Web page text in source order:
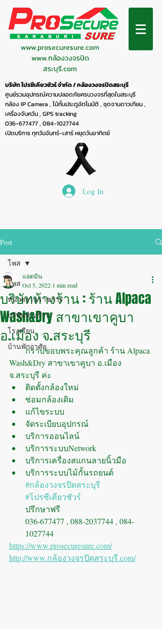
www.prosecuresure.com
www.กล้องวงจรปิด
สระบุรี.com
บริษัท โปรซีเคียวชัวร์ จำกัด / กล้องวงจรปิดสระบุรี
ศูนย์รวมอุปกรณ์ความปลอดภัยครบวงจรที่สุดในสระบุรี
กล้อง IP Camera , ไม้กั้นประตูอัตโมมัติ , ชุดจานดาวเทียม ,
เครื่องจับควัน , GPS tracking
036-677477, 084-1027744
เปิดบริการ ทุกวันจันทร์-เสาร์ หยุดวันอาทิตย์
Log In
Post
โพส
หน่วยงานราชการ
บริษัทห้างร้าน
โรงเรียน
บ้านพักอาศัย
โพส
บริษัทห้างร้าน : ร้าน Alpaca
Wash&Dry สาขาเขาคูบา
อ.เมือง จ.สระบุรี
แอดมิน
Oct 5, 2022 1 min read
        กราบขอบพระคุณลูกค้า ร้าน Alpaca
Wash&Dry สาขาเขาคูบา อ.เมือง
จ.สระบุรี ค่ะ
ติดตั้งกล้องใหม่
ซ่อมกล้องเดิม
แก้ไขระบบ
จัดระเบียบอุปกรณ์
บริการออนไลน์
บริการระบบNetwork
บริการเครื่องสแกนลายนิ้วมือ
บริการระบบไม้กั้นรถยนต์
#กล้องวงจรปิดสระบุรี
#โปรซีเคียวชัวร์
ปรึกษาฟรี
036-677477 , 088-2037744 , 084-
1027744
https://www.prosecuresure.com/
http://www.กล้องวงจรปิดสระบุรี.com/